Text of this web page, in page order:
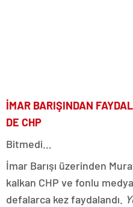
İMAR BARIŞINDAN
DE CHP
Bitmedi…
İmar Barışı üzerinden
kalkan CHP ve fonlu
defalarca kez faydalandı.